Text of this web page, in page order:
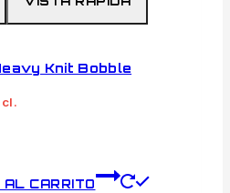
Knit Bobble
AL CARRITO